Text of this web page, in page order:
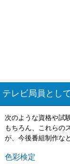
テレビ局員とし
次のような資格や試
もちろん、これらの
が、今後番組制作な
色彩検定